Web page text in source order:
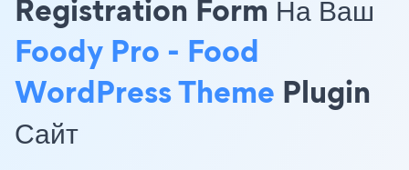
Registration Form На Ваш
Foody Pro - Food
WordPress Theme Plugin
Сайт